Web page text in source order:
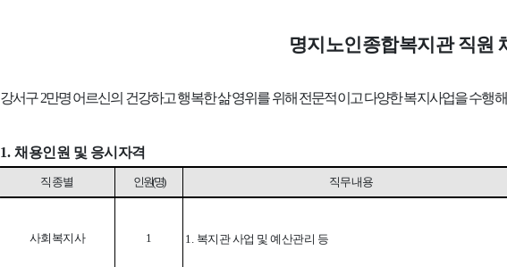
명지노인종합복지관 직원
강서구 2만명 어르신의 건강하고 행복한 삶 영위를 위해 전문적이고 다양한 복지사업을 수행
1. 채용인원 및 응시자격
직종별 인원(명) 직무내용
사회복지사 1 1. 복지관 사업 및 예산관리 등